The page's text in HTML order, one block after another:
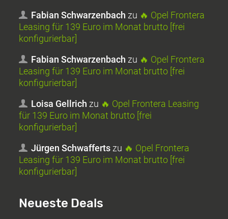
Fabian Schwarzenbach zu 🔥 Opel Frontera
Leasing für 139 Euro im Monat brutto [frei
konfigurierbar]
Fabian Schwarzenbach zu 🔥 Opel Frontera
Leasing für 139 Euro im Monat brutto [frei
konfigurierbar]
Loisa Gellrich zu 🔥 Opel Frontera Leasing
für 139 Euro im Monat brutto [frei
konfigurierbar]
Jürgen Schwafferts zu 🔥 Opel Frontera
Leasing für 139 Euro im Monat brutto [frei
konfigurierbar]
Neueste Deals